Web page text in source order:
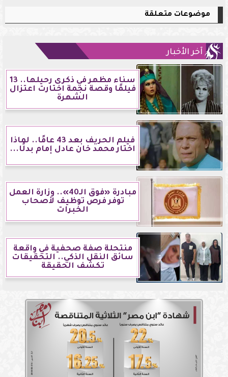
موضوعات متعلقة
آخر الأخبار
سناء مظهر في ذكرى رحيلها.. 13
فيلمًا وقصة نجمة اختارت اعتزال
الشهرة
فيلم الحريف بعد 43 عامًا.. لماذا
اختار محمد خان عادل إمام بدلًا...
مبادرة «فوق الـ40».. وزارة العمل
توفر فرص توظيف لأصحاب
الخبرات
منتحلة صفة صحفية في واقعة
سائق النقل الذكي.. التحقيقات
تكشف الحقيقة